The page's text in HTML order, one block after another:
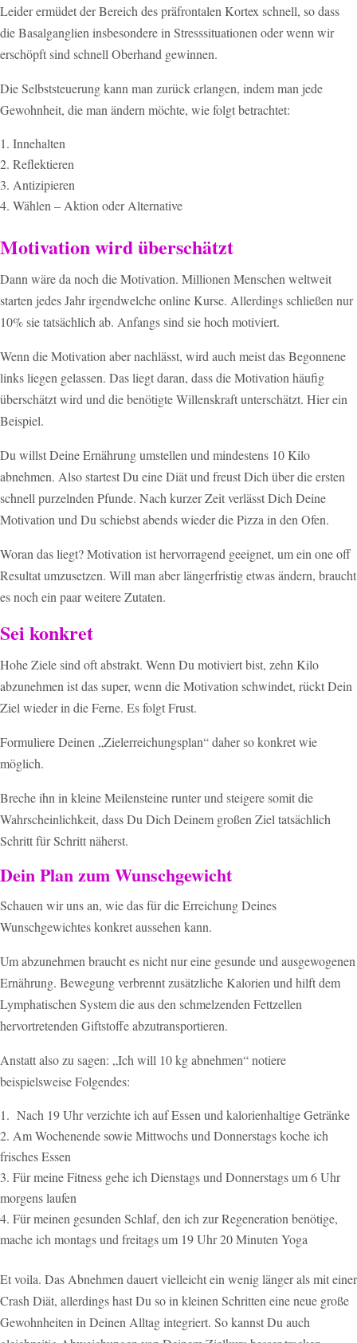
Leider ermüdet der Bereich des präfrontalen Kortex schnell, so dass
die Basalganglien insbesondere in Stresssituationen oder wenn wir
erschöpft sind schnell Oberhand gewinnen.
Die Selbststeuerung kann man zurück erlangen, indem man jede
Gewohnheit, die man ändern möchte, wie folgt betrachtet:
Innehalten
Reflektieren
Antizipieren
Wählen – Aktion oder Alternative
Motivation wird überschätzt
Dann wäre da noch die Motivation. Millionen Menschen weltweit
starten jedes Jahr irgendwelche online Kurse. Allerdings schließen nur
10% sie tatsächlich ab. Anfangs sind sie hoch motiviert.
Wenn die Motivation aber nachlässt, wird auch meist das Begonnene
links liegen gelassen. Das liegt daran, dass die Motivation häufig
überschätzt wird und die benötigte Willenskraft unterschätzt. Hier ein
Beispiel.
Du willst Deine Ernährung umstellen und mindestens 10 Kilo
abnehmen. Also startest Du eine Diät und freust Dich über die ersten
schnell purzelnden Pfunde. Nach kurzer Zeit verlässt Dich Deine
Motivation und Du schiebst abends wieder die Pizza in den Ofen.
Woran das liegt? Motivation ist hervorragend geeignet, um ein one off
Resultat umzusetzen. Will man aber längerfristig etwas ändern, braucht
es noch ein paar weitere Zutaten.
Sei konkret
Hohe Ziele sind oft abstrakt. Wenn Du motiviert bist, zehn Kilo
abzunehmen ist das super, wenn die Motivation schwindet, rückt Dein
Ziel wieder in die Ferne. Es folgt Frust.
Formuliere Deinen „Zielerreichungsplan“ daher so konkret wie
möglich.
Breche ihn in kleine Meilensteine runter und steigere somit die
Wahrscheinlichkeit, dass Du Dich Deinem großen Ziel tatsächlich
Schritt für Schritt näherst.
Dein Plan zum Wunschgewicht
Schauen wir uns an, wie das für die Erreichung Deines
Wunschgewichtes konkret aussehen kann.
Um abzunehmen braucht es nicht nur eine gesunde und ausgewogenen
Ernährung. Bewegung verbrennt zusätzliche Kalorien und hilft dem
Lymphatischen System die aus den schmelzenden Fettzellen
hervortretenden Giftstoffe abzutransportieren.
Anstatt also zu sagen: „Ich will 10 kg abnehmen“ notiere
beispielsweise Folgendes:
Nach 19 Uhr verzichte ich auf Essen und kalorienhaltigeGetränke
Am Wochenende sowie Mittwochs und Donnerstags koche ich
frisches Essen
Für meine Fitness gehe ich Dienstags und Donnerstags um6 Uhr
morgens laufen
Für meinen gesunden Schlaf, den ich zur Regeneration benötige,
mache ich montags und freitags um 19 Uhr 20Minuten Yoga
Et voila. Das Abnehmen dauert vielleicht ein wenig länger als mit einer
Crash Diät, allerdings hast Du so in kleinen Schritten eine neue große
Gewohnheiten in Deinen Alltag integriert. So kannst Du auch